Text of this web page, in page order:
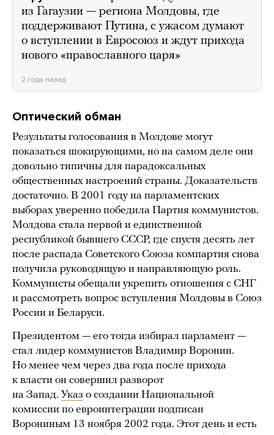
из Гагаузии — региона Молдовы, где
поддерживают Путина, с ужасом думают
о вступлении в Евросоюз и ждут прихода
нового «православного царя»
2 года назад
Оптический обман
Результаты голосования в Молдове могут
показаться шокирующими, но на самом деле они
довольно типичны для парадоксальных
общественных настроений страны. Доказательств
достаточно. В 2001 году на парламентских
выборах уверенно победила Партия коммунистов.
Молдова стала первой и единственной
республикой бывшего СССР, где спустя десять лет
после распада Советского Союза компартия снова
получила руководящую и направляющую роль.
Коммунисты обещали укрепить отношения с СНГ
и рассмотреть вопрос вступления Молдовы в Союз
России и Беларуси.
Президентом — его тогда избирал парламент —
стал лидер коммунистов Владимир Воронин.
Но менее чем через два года после прихода
к власти он совершил разворот
на Запад. Указ о создании Национальной
комиссии по евроинтеграции подписан
Ворониным 13 ноября 2002 года. Этот день и есть